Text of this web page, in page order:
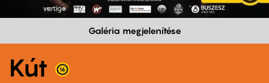
Galéria megjelenítése
Kút